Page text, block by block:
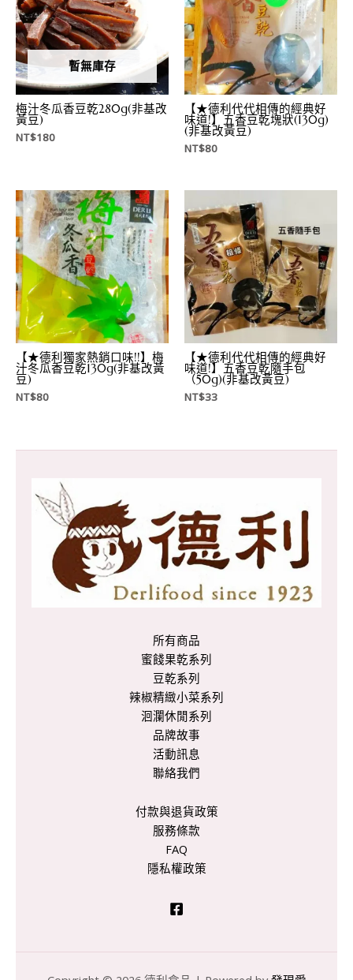
暫無庫存
梅汁冬瓜香豆乾280g(非基改
黃豆)
NT$180
【★德利代代相傳的經典好
味道!】五香豆乾塊狀(130g)
(非基改黃豆)
NT$80
【★德利獨家熱銷口味!!】梅
汁冬瓜香豆乾130g(非基改黃
豆)
NT$80
【★德利代代相傳的經典好
味道!】五香豆乾隨手包
（50g)(非基改黃豆)
NT$33
所有商品
蜜餞果乾系列
豆乾系列
辣椒精緻小菜系列
洄瀾休閒系列
品牌故事
活動訊息
聯絡我們
付款與退貨政策
服務條款
FAQ
隱私權政策